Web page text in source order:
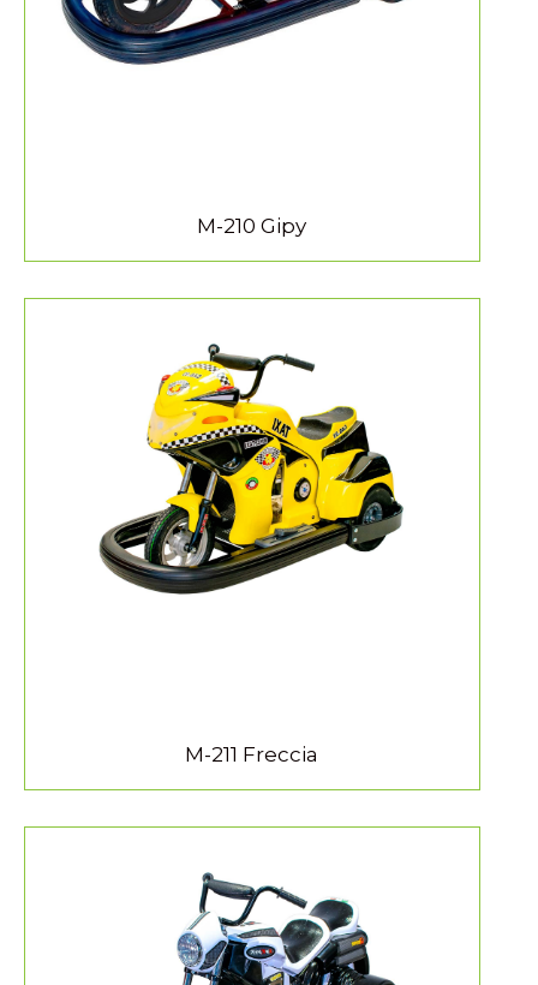
M-210 Gipy
MEER INFORMATIE
M-211 Freccia